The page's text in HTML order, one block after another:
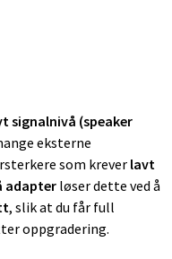
signalnivå (speaker
eksterne
som krever lavt
adapter løser dette ved å
, slik at du får full
oppgradering.